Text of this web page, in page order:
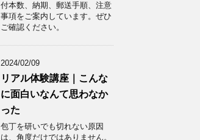
付本数、納期、郵送手順、注意
事項をご案内しています。ぜひ
ご確認ください。
2024/02/09
リアル体験講座｜こんな
に面白いなんて思わなか
った
包丁を研いでも切れない原因
は、角度だけではありません。